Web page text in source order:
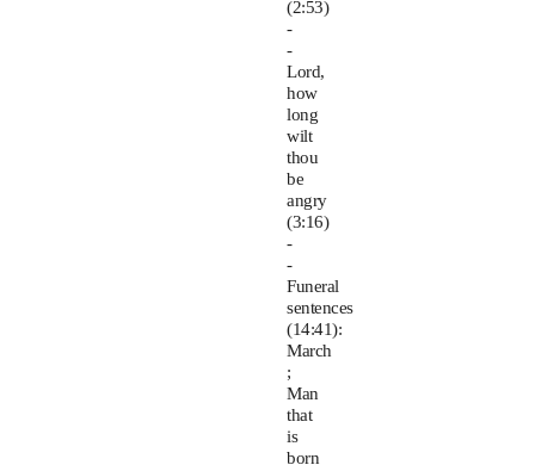
(2:53)
-
-
Lord,
how
long
wilt
thou
be
angry
(3:16)
-
-
Funeral
sentences
(14:41):
March
;
Man
that
is
born